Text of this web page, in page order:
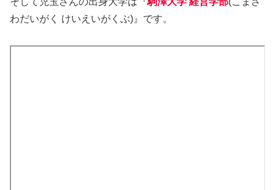
わだいがく けいえいがくぶ)』です。